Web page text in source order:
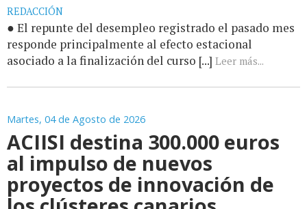
REDACCIÓN
● El repunte del desempleo registrado el pasado mes
responde principalmente al efecto estacional
asociado a la finalización del curso [...] Leer más...
Martes, 04 de Agosto de 2026
ACIISI destina 300.000 euros
al impulso de nuevos
proyectos de innovación de